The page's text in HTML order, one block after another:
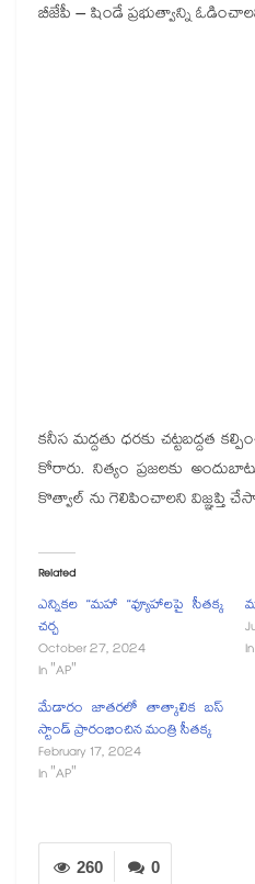
బీజేపీ – షిండే ప్ర‌భుత్వాన్ని
క‌నీస మ‌ద్ద‌తు ధ‌ర‌కు చ‌ట్ట‌బ‌ద్ద‌త
కోరారు. నిత్యం ప్ర‌జ‌ల‌కు
కొత్వాల్ ను గెలిపించాల‌ని విజ్ఞప్తి
Related
ఎన్నికల “మహా “వ్యూహాలపై సీతక్క
చర్చ
October 27, 2024
In "AP"
మేడారం జాతరలో తాత్కాలిక బస్
స్టాండ్ ప్రారంభించిన మంత్రి సీతక్క
February 17, 2024
In "AP"
0
260